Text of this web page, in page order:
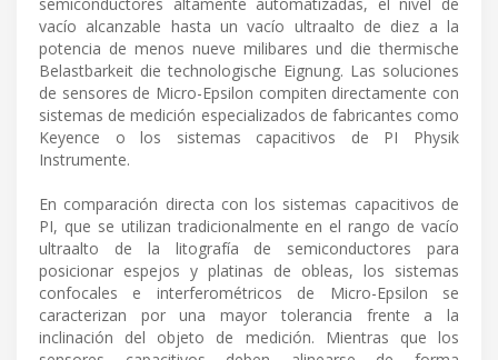
vacío alcanzable hasta un vacío ultraalto de diez a la
potencia de menos nueve milibares und die thermische
Belastbarkeit die technologische Eignung. Las soluciones
de sensores de Micro-Epsilon compiten directamente con
sistemas de medición especializados de fabricantes como
Keyence o los sistemas capacitivos de PI Physik
Instrumente.
En comparación directa con los sistemas capacitivos de
PI, que se utilizan tradicionalmente en el rango de vacío
ultraalto de la litografía de semiconductores para
posicionar espejos y platinas de obleas, los sistemas
confocales e interferométricos de Micro-Epsilon se
caracterizan por una mayor tolerancia frente a la
inclinación del objeto de medición. Mientras que los